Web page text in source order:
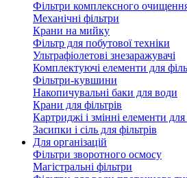
Фільтри комплексного
Механічні фільтри
Крани на мийку
Фільтр для побутової техніки
Ультрафіолетові знезаражувачі
Комплектуючі елементи для
Фільтри-кувшини
Накопичувальні баки для води
Крани для фільтрів
Картриджі і змінні елементи для
Засипки і сіль для фільтрів
Для організацій
Фільтри зворотного осмосу
Магістральні фільтри